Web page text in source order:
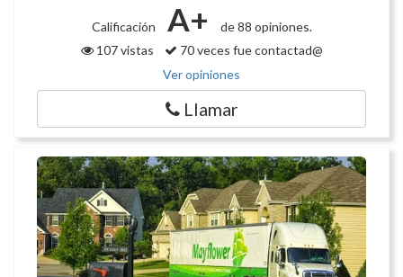
Calificación A+
de 88 opiniones.
107 vistas
70 veces fue contactad@
Ver opiniones
Llamar